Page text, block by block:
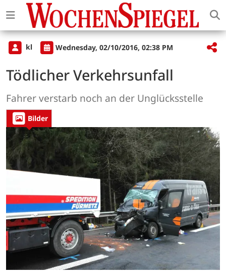
kl Wednesday, 02/10/2016, 02:38 PM
Tödlicher Verkehrsunfall
Fahrer verstarb noch an der Unglücksstelle
Bilder